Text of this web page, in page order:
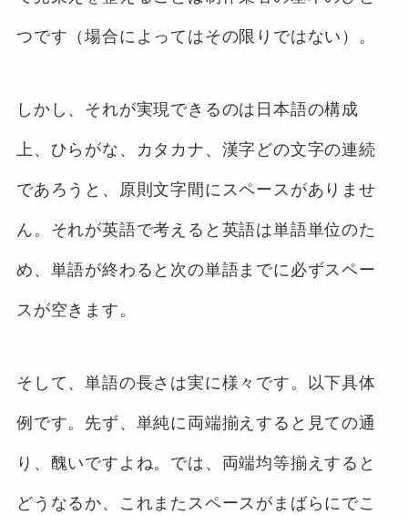
つです（場合によってはその限りではない）。
しかし、それが実現できるのは日本語の構成
上、ひらがな、カタカナ、漢字どの文字の連続
であろうと、原則文字間にスペースがありませ
ん。それが英語で考えると英語は単語単位のた
め、単語が終わると次の単語までに必ずスペー
スが空きます。
そして、単語の長さは実に様々です。以下具体
例です。先ず、単純に両端揃えすると見ての通
り、醜いですよね。では、両端均等揃えすると
どうなるか、これまたスペースがまばらにでこ